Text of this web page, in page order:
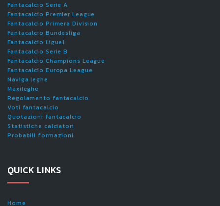
Fantacalcio Serie A
Fantacalcio Premier League
Fantacalcio Primera Division
Fantacalcio Bundesliga
Fantacalcio Ligue1
Fantacalcio Serie B
Fantacalcio Champions League
Fantacalcio Europa League
Naviga leghe
Maxileghe
Regolamento fantacalcio
Voti fantacalcio
Quotazioni fantacalcio
Statistiche calciatori
Probabili formazioni
QUICK LINKS
Home